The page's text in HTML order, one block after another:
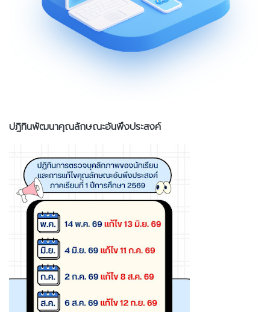
ปฎิทินพัฒนาคุณลักษณะอันพึงประสงค์